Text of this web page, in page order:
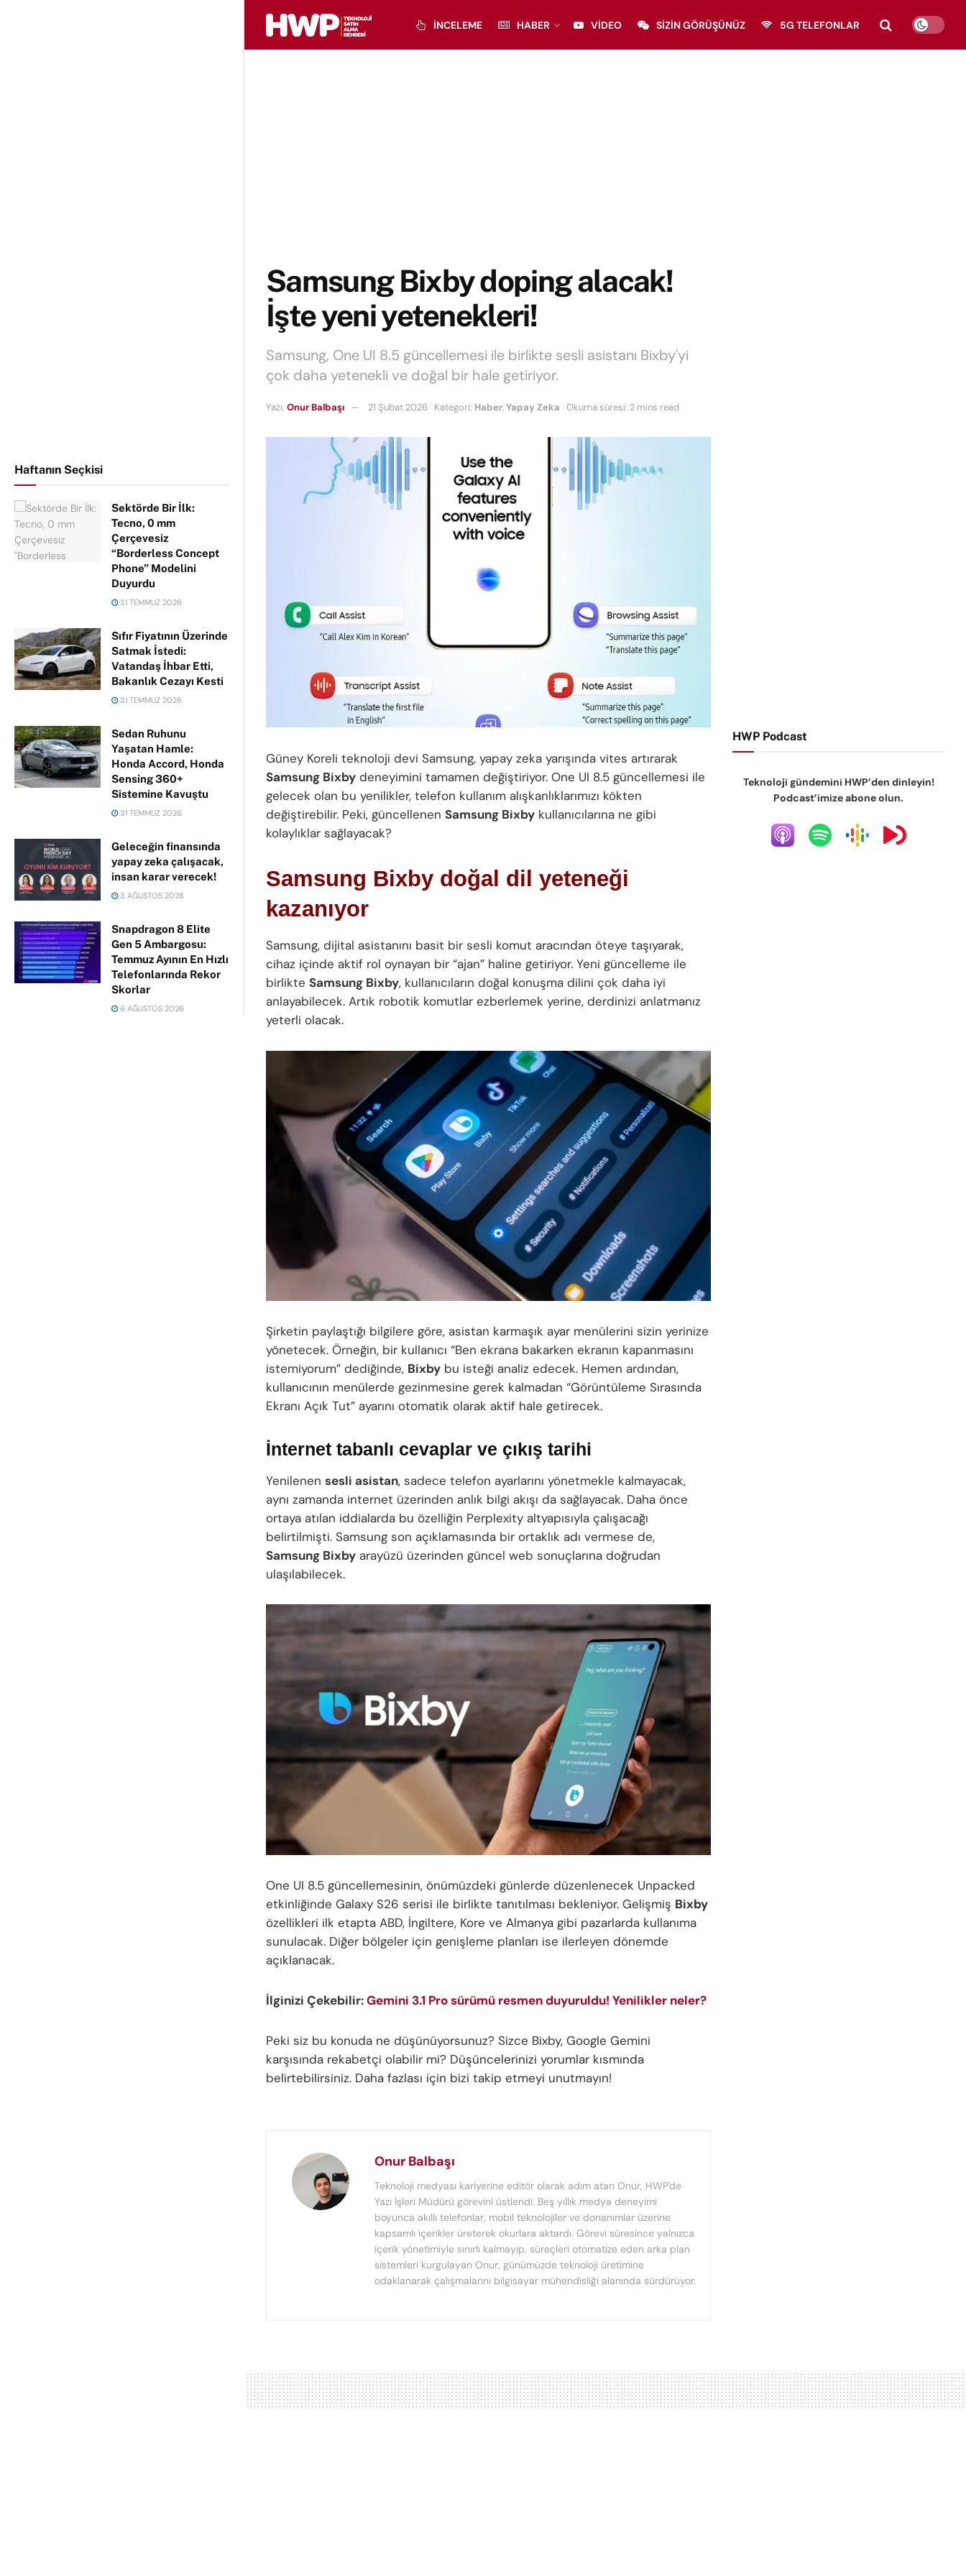
Haftanın Seçkisi
Sektörde Bir İlk:
Tecno, 0 mm
Çerçevesiz
“Borderless Concept
Phone” Modelini
Duyurdu
31 TEMMUZ 2026
Sıfır Fiyatının Üzerinde
Satmak İstedi:
Vatandaş İhbar Etti,
Bakanlık Cezayı Kesti
31 TEMMUZ 2026
Sedan Ruhunu
Yaşatan Hamle:
Honda Accord, Honda
Sensing 360+
Sistemine Kavuştu
31 TEMMUZ 2026
Geleceğin finansında
yapay zeka çalışacak,
insan karar verecek!
3 AĞUSTOS 2026
Snapdragon 8 Elite
Gen 5 Ambargosu:
Temmuz Ayının En Hızlı
Telefonlarında Rekor
Skorlar
6 AĞUSTOS 2026
İNCELEME HABER VIDEO SIZIN GÖRÜŞÜNÜZ 5G TELEFONLAR
Samsung Bixby doping alacak!
İşte yeni yetenekleri!
Samsung, One UI 8.5 güncellemesi ile birlikte sesli asistanı Bixby'yi
çok daha yetenekli ve doğal bir hale getiriyor.
Yazı: Onur Balbaşı 21 Şubat 2026 Kategori: Haber,Yapay Zeka Okuma süresi: 2 mins read
Güney Koreli teknoloji devi Samsung, yapay zeka yarışında vites artırarak
Samsung Bixby deneyimini tamamen değiştiriyor. One UI 8.5 güncellemesi ile
gelecek olan bu yenilikler, telefon kullanım alışkanlıklarımızı kökten
değiştirebilir. Peki, güncellenen Samsung Bixby kullanıcılarına ne gibi
kolaylıklar sağlayacak?
Samsung Bixby doğal dil yeteneği
kazanıyor
Samsung, dijital asistanını basit bir sesli komut aracından öteye taşıyarak,
cihaz içinde aktif rol oynayan bir “ajan” haline getiriyor. Yeni güncelleme ile
birlikte Samsung Bixby, kullanıcıların doğal konuşma dilini çok daha iyi
anlayabilecek. Artık robotik komutlar ezberlemek yerine, derdinizi anlatmanız
yeterli olacak.
Şirketin paylaştığı bilgilere göre, asistan karmaşık ayar menülerini sizin yerinize
yönetecek. Örneğin, bir kullanıcı “Ben ekrana bakarken ekranın kapanmasını
istemiyorum” dediğinde, Bixby bu isteği analiz edecek. Hemen ardından,
kullanıcının menülerde gezinmesine gerek kalmadan “Görüntüleme Sırasında
Ekranı Açık Tut” ayarını otomatik olarak aktif hale getirecek.
İnternet tabanlı cevaplar ve çıkış tarihi
Yenilenen sesli asistan, sadece telefon ayarlarını yönetmekle kalmayacak,
aynı zamanda internet üzerinden anlık bilgi akışı da sağlayacak. Daha önce
ortaya atılan iddialarda bu özelliğin Perplexity altyapısıyla çalışacağı
belirtilmişti. Samsung son açıklamasında bir ortaklık adı vermese de,
Samsung Bixby arayüzü üzerinden güncel web sonuçlarına doğrudan
ulaşılabilecek.
One UI 8.5 güncellemesinin, önümüzdeki günlerde düzenlenecek Unpacked
etkinliğinde Galaxy S26 serisi ile birlikte tanıtılması bekleniyor. Gelişmiş Bixby
özellikleri ilk etapta ABD, İngiltere, Kore ve Almanya gibi pazarlarda kullanıma
sunulacak. Diğer bölgeler için genişleme planları ise ilerleyen dönemde
açıklanacak.
İlginizi Çekebilir:Gemini 3.1 Pro sürümü resmen duyuruldu! Yenilikler neler?
Peki siz bu konuda ne düşünüyorsunuz? Sizce Bixby, Google Gemini
karşısında rekabetçi olabilir mi? Düşüncelerinizi yorumlar kısmında
belirtebilirsiniz. Daha fazlası için bizi takip etmeyi unutmayın!
Onur Balbaşı
Teknoloji medyası kariyerine editör olarak adım atan Onur, HWP'de
Yazı İşleri Müdürü görevini üstlendi. Beş yıllık medya deneyimi
boyunca akıllı telefonlar, mobil teknolojiler ve donanımlar üzerine
kapsamlı içerikler üreterek okurlara aktardı. Görevi süresince yalnızca
içerik yönetimiyle sınırlı kalmayıp, süreçleri otomatize eden arka plan
sistemleri kurgulayan Onur, günümüzde teknoloji üretimine
odaklanarak çalışmalarını bilgisayar mühendisliği alanında sürdürüyor.
HWP Podcast
Teknoloji gündemini HWP’den dinleyin!
Podcast’imize abone olun.